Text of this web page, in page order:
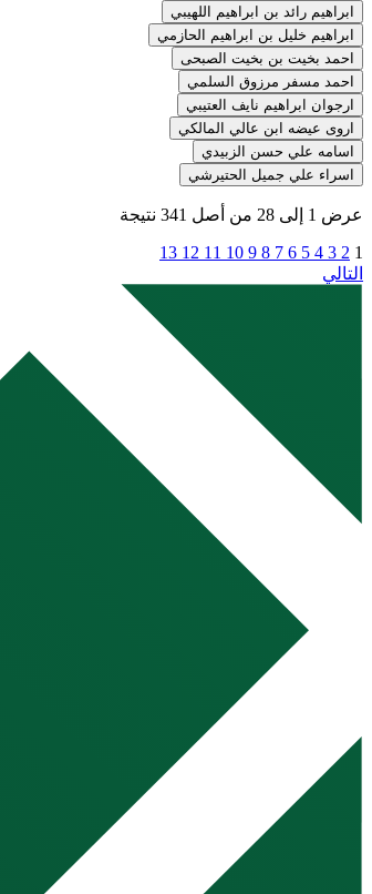
ابراهيم رائد بن ابراهيم اللهيبي
ابراهيم خليل بن ابراهيم الحازمي
احمد بخيت بن بخيت الصبحى
احمد مسفر مرزوق السلمي
ارجوان ابراهيم نايف العتيبي
اروى عيضه ابن عالي المالكي
اسامه علي حسن الزبيدي
اسراء علي جميل الحتيرشي
عرض 1 إلى 28 من أصل 341 نتيجة
1
2
3
4
5
6
7
8
9
10
11
12
13
التالي